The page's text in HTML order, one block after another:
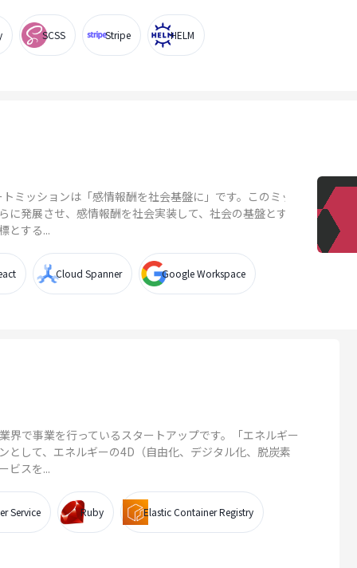
SCSS Stripe HELM
ミッションは「感情報酬を社会基盤に」です。このミッシ
に発展させ、感情報酬を社会実装して、社会の基盤とする
とする...
Cloud Spanner Google Workspace
界で事業を行っているスタートアップです。「エネルギー
として、エネルギーの4D（自由化、デジタル化、脱炭素
ビスを...
Service Ruby Elastic Container Registry